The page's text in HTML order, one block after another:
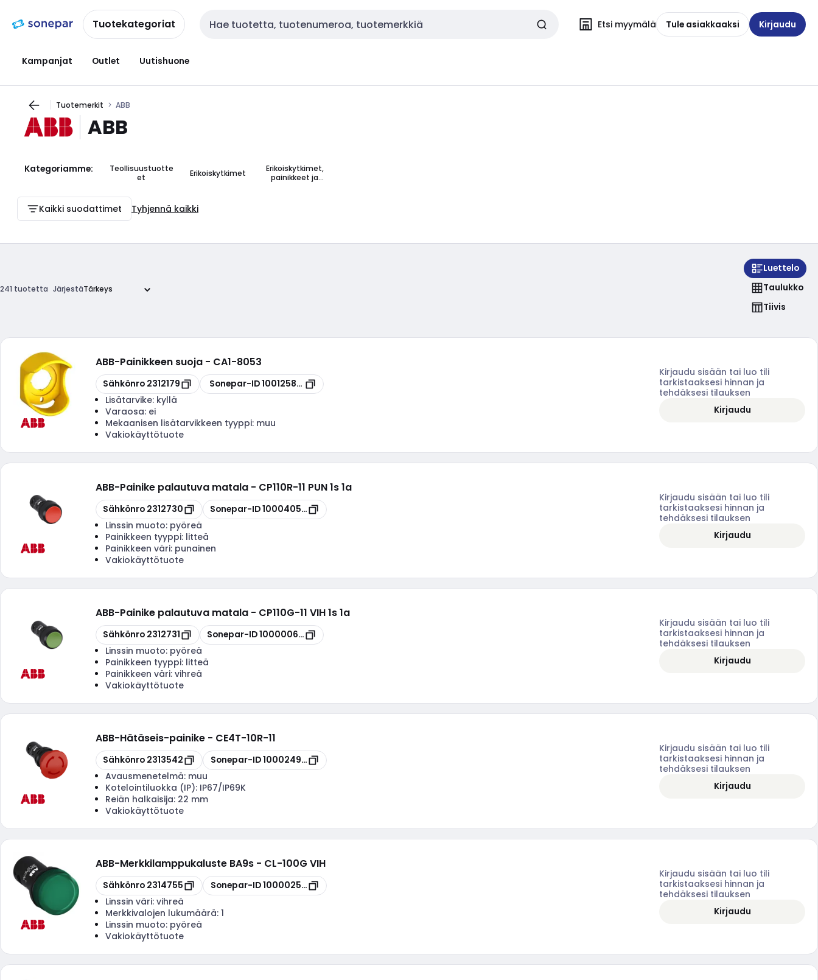
navigointiinsisältöönTuotekategoriat Haku Etsi myymälä Tule asiakkaaksi Kirjaudu
Kampanjat Outlet Uutishuone
Tuotemerkit ABB
ABB
Kategoriamme:
Teollisuustuotte
et
Erikoiskytkimet
Erikoiskytkimet,
painikkeet ja
Kaikki suodattimet Tyhjennä kaikki
241 tuotetta Järjestä
Luettelo
Taulukko
Tiivis
ABB-Painikkeen suoja - CA1-8053
Kopioi
Sähkönro 2312179 Kopioi
Sonepar-ID100125886
Lisätarvike: kyllä
Varaosa: ei
Mekaanisen lisätarvikkeen tyyppi: muu
Vakiokäyttötuote
Kirjaudu sisään tai luo tili
tarkistaaksesi hinnan ja
tehdäksesi tilauksen
Kirjaudu
ABB-Painike palautuva matala - CP110R-11 PUN 1s 1a
Kopioi
Sähkönro 2312730 Kopioi
Sonepar-ID100040555
Linssin muoto: pyöreä
Painikkeen tyyppi: litteä
Painikkeen väri: punainen
Vakiokäyttötuote
Kirjaudu sisään tai luo tili
tarkistaaksesi hinnan ja
tehdäksesi tilauksen
Kirjaudu
ABB-Painike palautuva matala - CP110G-11 VIH 1s 1a
Kopioi
Sähkönro 2312731 Kopioi
Sonepar-ID100000682
Linssin muoto: pyöreä
Painikkeen tyyppi: litteä
Painikkeen väri: vihreä
Vakiokäyttötuote
Kirjaudu sisään tai luo tili
tarkistaaksesi hinnan ja
tehdäksesi tilauksen
Kirjaudu
ABB-Hätäseis-painike - CE4T-10R-11
Kopioi
Sähkönro 2313542 Kopioi
Sonepar-ID100024955
Avausmenetelmä: muu
Kotelointiluokka (IP): IP67/IP69K
Reiän halkaisija: 22 mm
Vakiokäyttötuote
Kirjaudu sisään tai luo tili
tarkistaaksesi hinnan ja
tehdäksesi tilauksen
Kirjaudu
ABB-Merkkilamppukaluste BA9s - CL-100G VIH
Kopioi
Sähkönro 2314755 Kopioi
Sonepar-ID100002520
Linssin väri: vihreä
Merkkivalojen lukumäärä: 1
Linssin muoto: pyöreä
Vakiokäyttötuote
Kirjaudu sisään tai luo tili
tarkistaaksesi hinnan ja
tehdäksesi tilauksen
Kirjaudu